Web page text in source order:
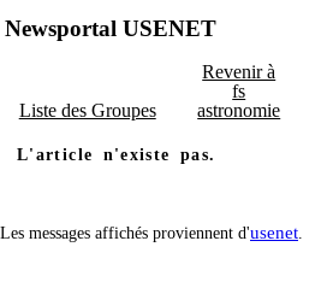
Newsportal USENET
Liste des Groupes
Revenir à
fs
astronomie
L'article n'existe pas.
Les messages affichés proviennent d'usenet